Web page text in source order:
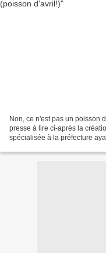
Non, ce n'est pas un poisson
presse à lire ci-après la
spécialisée à la préfecture